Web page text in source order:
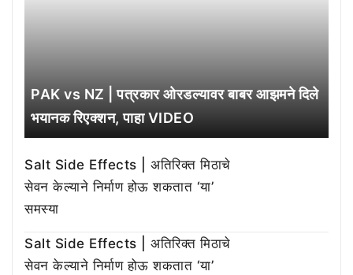
PAK vs NZ | पत्रकार ओरडल्यावर बाबर आझमने दिले
भयानक रिएक्शन, पाहा VIDEO
Salt Side Effects | अतिरिक्त मिठाचे
सेवन केल्याने निर्माण होऊ शकतात ‘या’
समस्या
Salt Side Effects | अतिरिक्त मिठाचे
सेवन केल्याने निर्माण होऊ शकतात ‘या’